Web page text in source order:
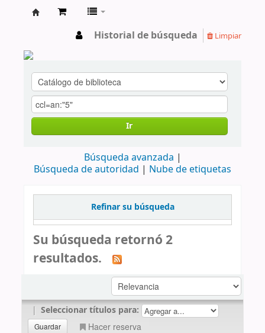
Historial de búsqueda Limpiar
Ir
Búsqueda avanzada
Búsqueda de autoridad
Nube de etiquetas
Refinar su búsqueda
Su búsqueda retornó 2
resultados.
| Seleccionar títulos para:
Hacer reserva